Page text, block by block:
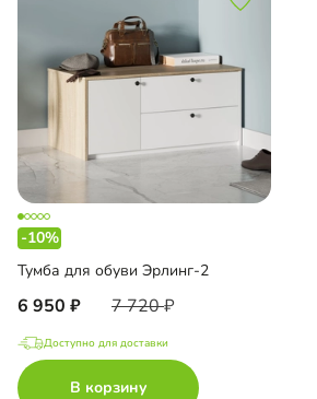
-10%
Тумба для обуви Эрлинг-2
6 950 7 720
Доступно для доставки
В корзину